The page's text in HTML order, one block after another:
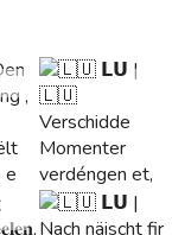
47
5